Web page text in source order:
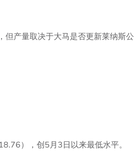
产量取决于大马是否更新莱纳斯公
），创5月3日以来最低水平。